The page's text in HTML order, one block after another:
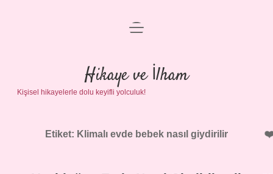
Anasayfa
Gizlilik Politikası
Yasal Uyarı
menüyü
Hikaye ve İlham
Kişisel hikayelerle dolu keyifli yolculuk!
Etiket: Klimalı evde bebek nasıl giydirilir